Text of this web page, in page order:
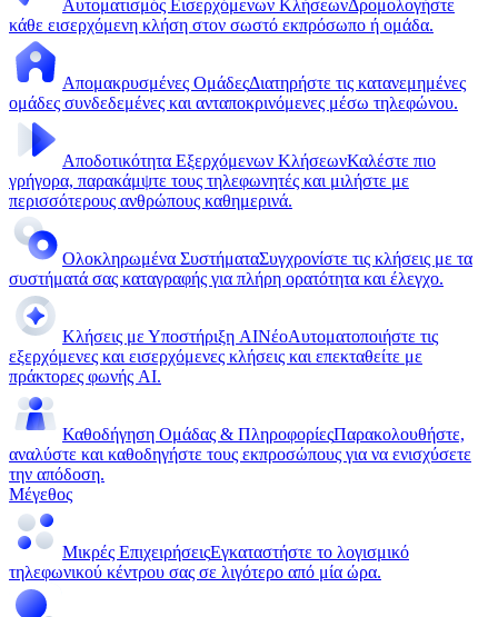
Αυτοματισμός Εισερχόμενων ΚλήσεωνΔρομολογήστε
κάθε εισερχόμενη κλήση στον σωστό εκπρόσωπο ή ομάδα.
Απομακρυσμένες ΟμάδεςΔιατηρήστε τις κατανεμημένες
ομάδες συνδεδεμένες και ανταποκρινόμενες μέσω τηλεφώνου.
Αποδοτικότητα Εξερχόμενων ΚλήσεωνΚαλέστε πιο
γρήγορα, παρακάμψτε τους τηλεφωνητές και μιλήστε με
περισσότερους ανθρώπους καθημερινά.
Ολοκληρωμένα ΣυστήματαΣυγχρονίστε τις κλήσεις με τα
συστήματά σας καταγραφής για πλήρη ορατότητα και έλεγχο.
Κλήσεις με Υποστήριξη AIΝέοΑυτοματοποιήστε τις
εξερχόμενες και εισερχόμενες κλήσεις και επεκταθείτε με
πράκτορες φωνής AI.
Καθοδήγηση Ομάδας & ΠληροφορίεςΠαρακολουθήστε,
αναλύστε και καθοδηγήστε τους εκπροσώπους για να ενισχύσετε
την απόδοση.
Μέγεθος
Μικρές ΕπιχειρήσειςΕγκαταστήστε το λογισμικό
τηλεφωνικού κέντρου σας σε λιγότερο από μία ώρα.